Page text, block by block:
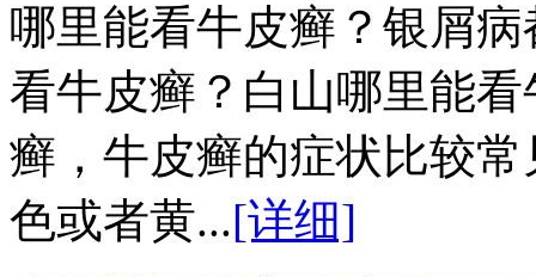
哪里能看牛皮癣？银屑
看牛皮癣？白山哪里能
癣，牛皮癣的症状比较
色或者黄...[详细]